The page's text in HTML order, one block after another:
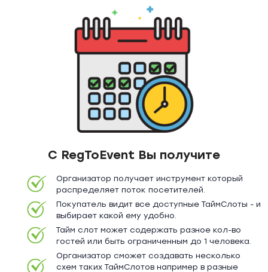
С RegToEvent Вы получите
Организатор получает инструмент который
распределяет поток посетителей.
Покупатель видит все доступные ТаймСлоты - и
выбирает какой ему удобно.
Тайм слот может содержать разное кол-во
гостей или быть ограниченным до 1 человека.
Организатор сможет создавать несколько
схем таких ТаймСлотов например в разные